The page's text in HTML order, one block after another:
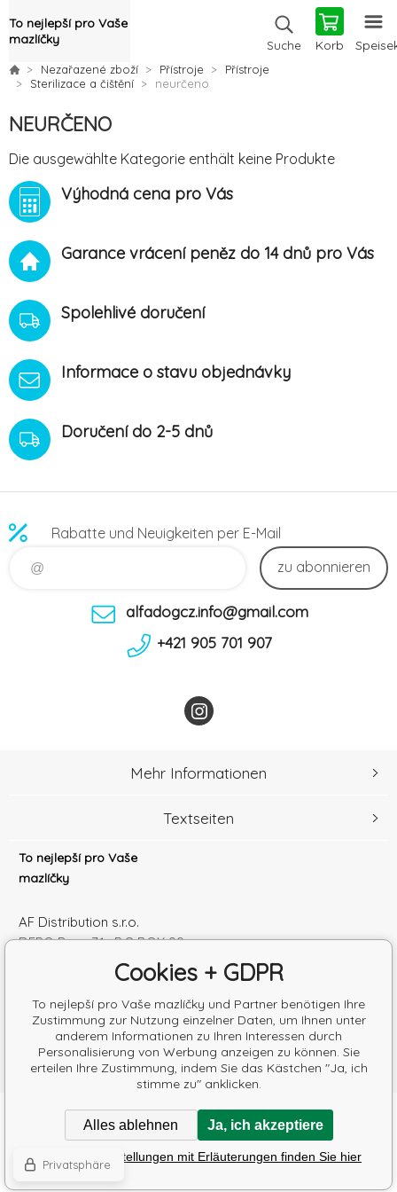
To nejlepší pro Vaše
mazlíčky
Suche Korb
Nezařazené zboží Přístroje
Přístroje
Sterilizace a čištění
neurčeno
NEURČENO
Die ausgewählte Kategorie enthält keine Produkte
Výhodná cena pro Vás
Garance vrácení peněz do 14 dnů pro Vás
Spolehlivé doručení
Informace o stavu objednávky
Doručení do 2-5 dnů
Rabatte und Neuigkeiten per E-Mail
zu abonnieren
alfadogcz.info@gmail.com
+421 905 701 907
To nejlepší pro Vaše
mazlíčky
AF Distribution s.r.o.
DEPO Brno 71 , P.O.BOX 99
Česká republika
Handelsregister Nr.: 52010180
Steuernum.: SK2120864328
Mehr Informationen
Textseiten
Copyright © 2026 AF Distribution s.r.o.
Alle Rechte vorbehalten.
Eshops & webseiten BINARGON.cz-Lageplan
Poradíme s výběrem krmiva
Cookies + GDPR
To nejlepší pro Vaše mazlíčky und Partner benötigen Ihre
Zustimmung zur Nutzung einzelner Daten, um Ihnen unter
anderem Informationen zu Ihren Interessen durch
Personalisierung von Werbung anzeigen zu können. Sie
erteilen Ihre Zustimmung, indem Sie das Kästchen "Ja, ich
stimme zu" anklicken.
Alles ablehnen Ja, ich akzeptiere
Detaillierte Einstellungen mit Erläuterungen finden Sie hier
Privatsphäre